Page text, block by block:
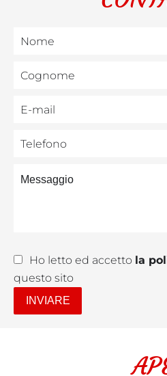
Ho letto ed accetto la
questo sito
INVIARE